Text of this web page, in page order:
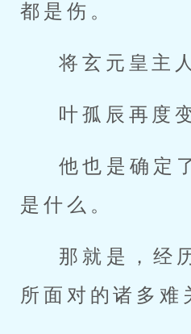
都是伤。
将玄元皇主
叶孤辰再度
他也是确定
是什么。
那就是，经
所面对的诸多难